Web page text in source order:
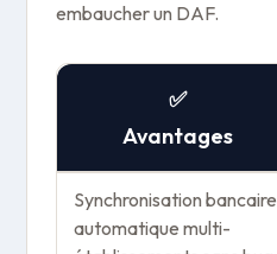
embaucher un DAF.
✅
Avantages
Synchronisation bancaire
automatique multi-